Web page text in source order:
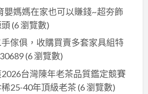
嬰媽媽在家也可以賺錢~超夯飾
(6 瀏覽數)
傢俱，收購買賣多套家具組特
(6 瀏覽數)
台灣陳年老茶品質鑑定競賽
25-40年頂級老茶 (6 瀏覽數)